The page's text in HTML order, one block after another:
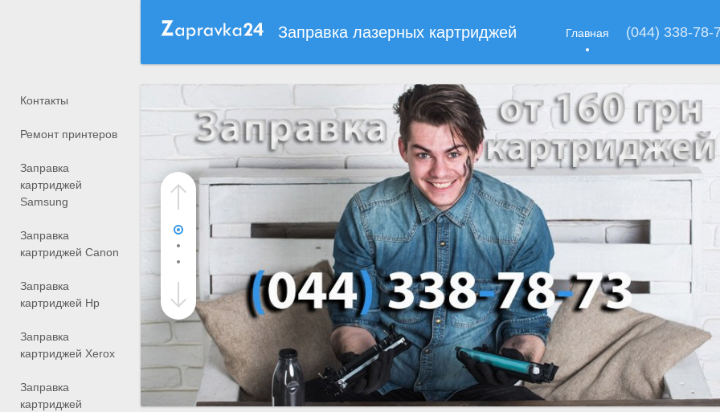
Заправка лазерных картриджей Главная (044) 338-78-
Контакты
Ремонт принтеров
Заправка
картриджей
Samsung
Заправка
картриджей Canon
Заправка
картриджей Hp
Заправка
картриджей Xerox
Заправка
картриджей